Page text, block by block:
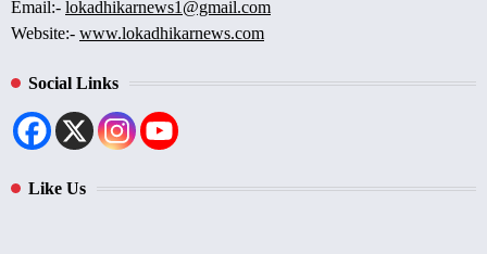
Email:- lokadhikarnews1@gmail.com
Website:- www.lokadhikarnews.com
Social Links
Like Us